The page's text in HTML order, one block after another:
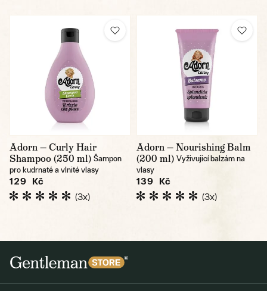
Adorn — Curly Hair
Shampoo (250 ml) Šampon
pro kudrnaté a vlnité vlasy
129 Kč
(3x)
Adorn — Nourishing Balm
(200 ml) Vyživujicí balzám na
vlasy
139 Kč
(3x)